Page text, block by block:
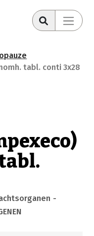
tabl. conti 3x28
-